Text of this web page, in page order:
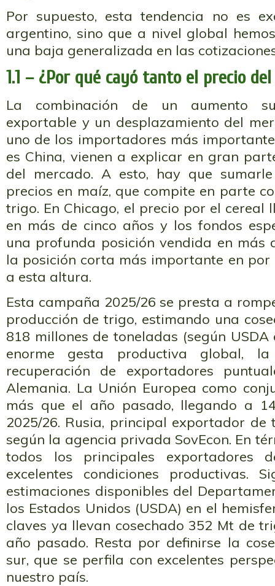
Por supuesto, esta tendencia no es
argentino, sino que a nivel global
una baja generalizada en las
1.1 – ¿Por qué cayó tanto el precio
La combinación de un aumento
exportable y un desplazamiento del
uno de los importadores más
es China, vienen a explicar en gran
del mercado. A esto, hay que
precios en maíz, que compite en parte
trigo. En Chicago, el precio por el cereal
en más de cinco años y los fondos
una profunda posición vendida en más
la posición corta más importante en por
a esta altura.
Esta campaña 2025/26 se presta a
producción de trigo, estimando una
818 millones de toneladas (según USDA
enorme gesta productiva global,
recuperación de exportadores
Alemania. La Unión Europea como
más que el año pasado, llegando a
2025/26. Rusia, principal exportador de
según la agencia privada SovEcon. En
todos los principales exportadores
excelentes condiciones productivas.
estimaciones disponibles del
los Estados Unidos (USDA) en el
claves ya llevan cosechado 352 Mt de
año pasado. Resta por definirse la
sur, que se perfila con excelentes
nuestro país.